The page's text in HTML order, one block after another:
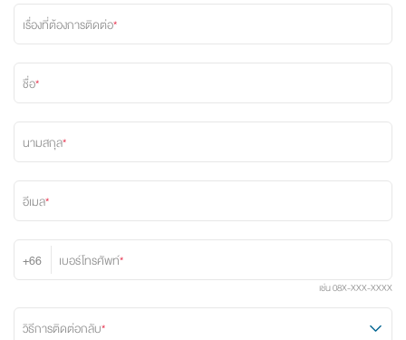
เรื่องที่ต้องการติดต่อ*
ชื่อ*
นามสกุล*
อีเมล*
+66 เบอร์โทรศัพท์*
เช่น08X-XXX-XXXX
วิธีการติดต่อกลับ*